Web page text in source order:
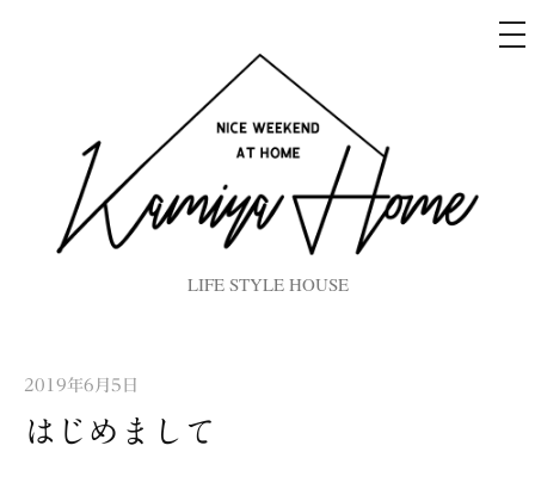
LIFE STYLE HOUSE
2019年6月5日
はじめまして